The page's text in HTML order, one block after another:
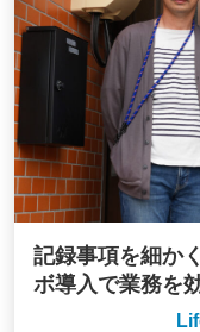
記録事項を細か
ボ導入で業務を